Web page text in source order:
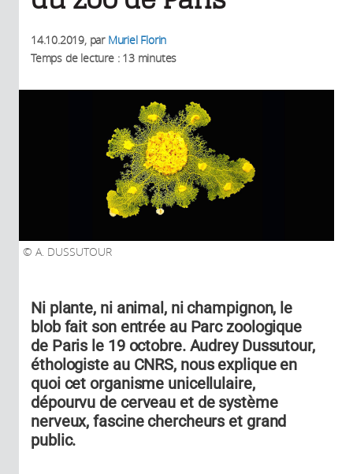
14.10.2019, par Muriel Florin
Temps de lecture : 13 minutes
A. DUSSUTOUR
Ni plante, ni animal, ni champignon, le
blob fait son entrée au Parc zoologique
de Paris le 19 octobre. Audrey Dussutour,
éthologiste au CNRS, nous explique en
quoi cet organisme unicellulaire,
dépourvu de cerveau et de système
nerveux, fascine chercheurs et grand
public.